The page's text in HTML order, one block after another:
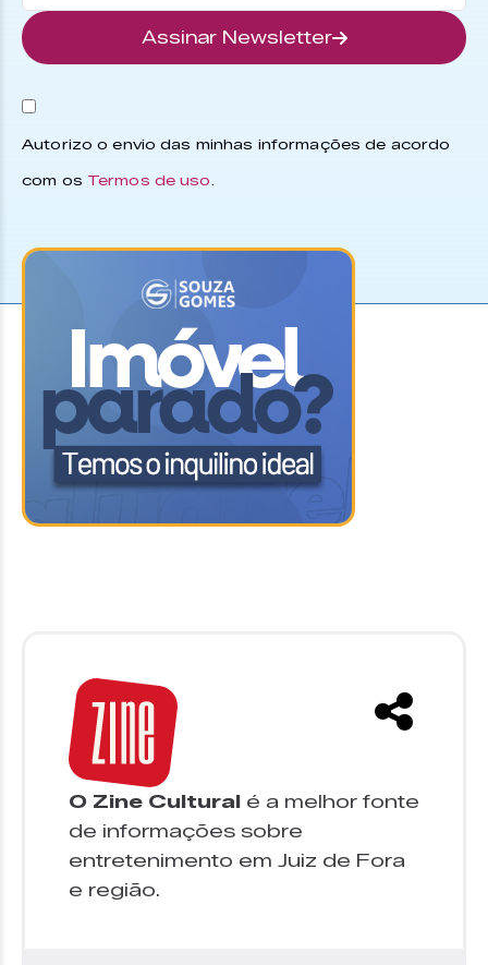
Assinar Newsletter
Autorizo o envio das minhas informações de acordo
com os Termos de uso.
O Zine Cultural é a melhor fonte
de informações sobre
entretenimento em Juiz de Fora
e região.